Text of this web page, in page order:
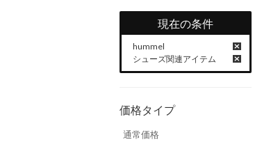
現在の条件
hummel
シューズ関連アイテム
価格タイプ
通常価格